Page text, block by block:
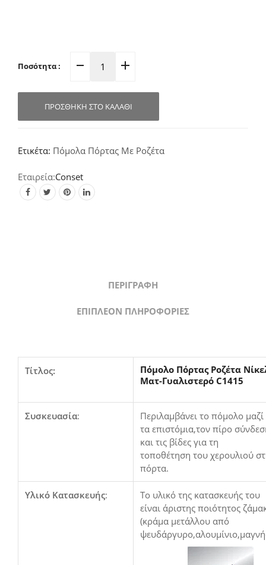
Ποσότητα :
Πόμολο
Ροζέτα
Γυαλιστερό
C1415
ΠΡΟΣΘΉΚΗ ΣΤΟ ΚΑΛΆΘΙ
Ετικέτα: Πόμολα Πόρτας Με Ροζέτα
Conset
ΠΕΡΙΓΡΑΦΉ
ΕΠΙΠΛΈΟΝ ΠΛΗΡΟΦΟΡΊΕΣ
Τίτλος:
Πόμολο Πόρτας Ροζέτα
Ματ-Γυαλιστερό C1415
Συσκευασία:
Περιλαμβάνει το πόμολο μαζί
τα επιστόμια,τον πίρο
και τις βίδες για τη
τοποθέτηση του χερουλιού
πόρτα.
Υλικό Κατασκευής:
Το υλικό της κατασκευής του
είναι άριστης ποιότητος
(κράμα μετάλλου από